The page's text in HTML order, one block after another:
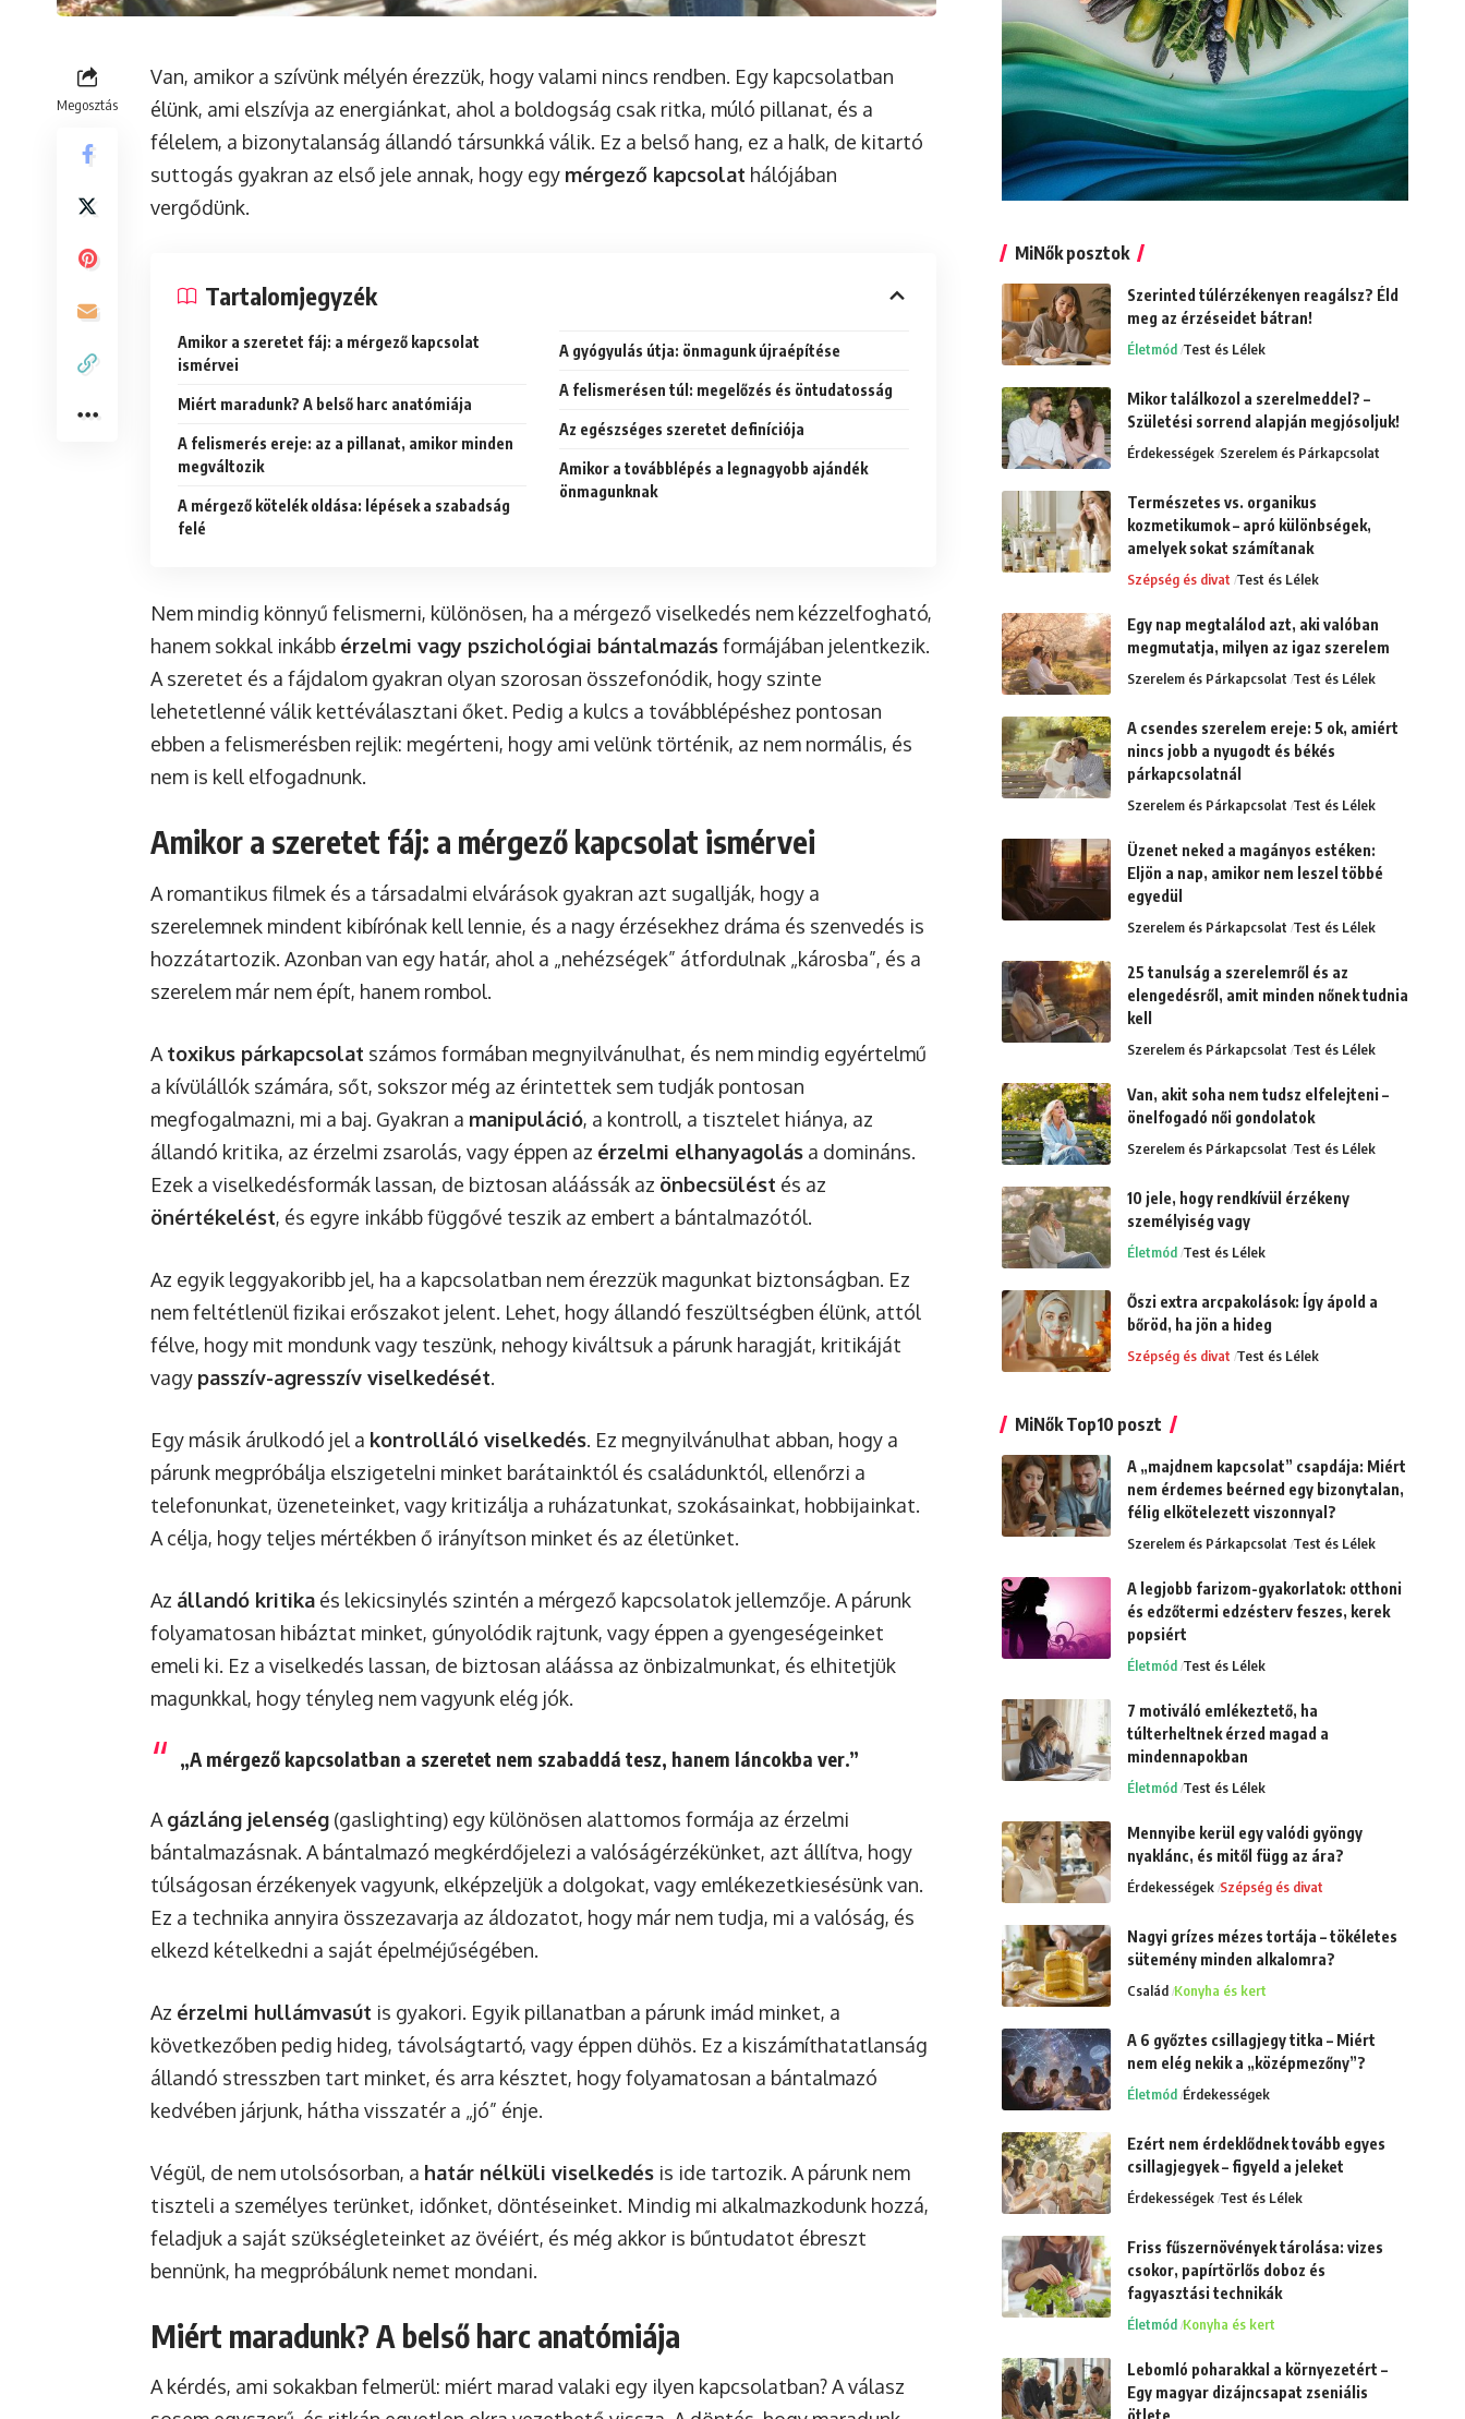
Megosztás
Van, amikor a szívünk mélyén érezzük, hogy valami nincs rendben. Egy kapcsolatban
élünk, ami elszívja az energiánkat, ahol a boldogság csak ritka, múló pillanat, és a
félelem, a bizonytalanság állandó társunkká válik. Ez a belső hang, ez a halk, de kitartó
suttogás gyakran az első jele annak, hogy egy mérgező kapcsolat hálójában
vergődünk.
Tartalomjegyzék
Amikor a szeretet fáj: a mérgező kapcsolat
ismérvei
Miért maradunk? A belső harc anatómiája
A felismerés ereje: az a pillanat, amikor minden
megváltozik
A mérgező kötelék oldása: lépések a szabadság
felé
A gyógyulás útja: önmagunk újraépítése
A felismerésen túl: megelőzés és öntudatosság
Az egészséges szeretet definíciója
Amikor a továbblépés a legnagyobb ajándék
önmagunknak
Nem mindig könnyű felismerni, különösen, ha a mérgező viselkedés nem kézzelfogható,
hanem sokkal inkább érzelmi vagy pszichológiai bántalmazásformájában jelentkezik.
A szeretet és a fájdalom gyakran olyan szorosan összefonódik, hogy szinte
lehetetlenné válik kettéválasztani őket. Pedig a kulcs a továbblépéshez pontosan
ebben a felismerésben rejlik: megérteni, hogy ami velünk történik, az nem normális, és
nem is kell elfogadnunk.
Amikor a szeretet fáj: a mérgező kapcsolat ismérvei
A romantikus filmek és a társadalmi elvárások gyakran azt sugallják, hogy a
szerelemnek mindent kibírónak kell lennie, és a nagy érzésekhez dráma és szenvedés is
hozzátartozik. Azonban van egy határ, ahol a „nehézségek” átfordulnak „károsba”, és a
szerelem már nem épít, hanem rombol.
A toxikus párkapcsolat számos formában megnyilvánulhat, és nem mindig egyértelmű
a kívülállók számára, sőt, sokszor még az érintettek sem tudják pontosan
megfogalmazni, mi a baj. Gyakran a manipuláció, a kontroll, a tisztelet hiánya, az
állandó kritika, az érzelmi zsarolás, vagy éppen az érzelmi elhanyagolás a domináns.
Ezek a viselkedésformák lassan, de biztosan aláássák az önbecsülést és az
önértékelést, és egyre inkább függővé teszik az embert a bántalmazótól.
Az egyik leggyakoribb jel, ha a kapcsolatban nem érezzük magunkat biztonságban. Ez
nem feltétlenül fizikai erőszakot jelent. Lehet, hogy állandó feszültségben élünk, attól
félve, hogy mit mondunk vagy teszünk, nehogy kiváltsuk a párunk haragját, kritikáját
vagy passzív-agresszív viselkedését.
Egy másik árulkodó jel a kontrolláló viselkedés. Ez megnyilvánulhat abban, hogy a
párunk megpróbálja elszigetelni minket barátainktól és családunktól, ellenőrzi a
telefonunkat, üzeneteinket, vagy kritizálja a ruházatunkat, szokásainkat, hobbijainkat.
A célja, hogy teljes mértékben ő irányítson minket és az életünket.
Az állandó kritika és lekicsinylés szintén a mérgező kapcsolatok jellemzője. A párunk
folyamatosan hibáztat minket, gúnyolódik rajtunk, vagy éppen a gyengeségeinket
emeli ki. Ez a viselkedés lassan, de biztosan aláássa az önbizalmunkat, és elhitetjük
magunkkal, hogy tényleg nem vagyunk elég jók.
„A mérgező kapcsolatban a szeretet nem szabaddá tesz, hanem láncokba ver.”
A gázláng jelenség (gaslighting) egy különösen alattomos formája az érzelmi
bántalmazásnak. A bántalmazó megkérdőjelezi a valóságérzékünket, azt állítva, hogy
túlságosan érzékenyek vagyunk, elképzeljük a dolgokat, vagy emlékezetkiesésünk van.
Ez a technika annyira összezavarja az áldozatot, hogy már nem tudja, mi a valóság, és
elkezd kételkedni a saját épelméjűségében.
Az érzelmi hullámvasút is gyakori. Egyik pillanatban a párunk imád minket, a
következőben pedig hideg, távolságtartó, vagy éppen dühös. Ez a kiszámíthatatlanság
állandó stresszben tart minket, és arra késztet, hogy folyamatosan a bántalmazó
kedvében járjunk, hátha visszatér a „jó” énje.
Végül, de nem utolsósorban, a határ nélküli viselkedés is ide tartozik. A párunk nem
tiszteli a személyes terünket, időnket, döntéseinket. Mindig mi alkalmazkodunk hozzá,
feladjuk a saját szükségleteinket az övéiért, és még akkor is bűntudatot ébreszt
bennünk, ha megpróbálunk nemet mondani.
Miért maradunk? A belső harc anatómiája
A kérdés, ami sokakban felmerül: miért marad valaki egy ilyen kapcsolatban? A válasz
MiNők posztok
Szerinted túlérzékenyen reagálsz? Éld
meg az érzéseidet bátran!
Életmód Test és Lélek
Mikor találkozol a szerelmeddel? –
Születési sorrend alapján megjósoljuk!
Érdekességek Szerelem és Párkapcsolat
Természetes vs. organikus
kozmetikumok – apró különbségek,
amelyek sokat számítanak
Szépség és divat Test és Lélek
Egy nap megtalálod azt, aki valóban
megmutatja, milyen az igaz szerelem
Szerelem és Párkapcsolat Test és Lélek
A csendes szerelem ereje: 5 ok, amiért
nincs jobb a nyugodt és békés
párkapcsolatnál
Szerelem és Párkapcsolat Test és Lélek
Üzenet neked a magányos estéken:
Eljön a nap, amikor nem leszel többé
egyedül
Szerelem és Párkapcsolat Test és Lélek
25 tanulság a szerelemről és az
elengedésről, amit minden nőnek tudnia
kell
Szerelem és Párkapcsolat Test és Lélek
Van, akit soha nem tudsz elfelejteni –
önelfogadó női gondolatok
Szerelem és Párkapcsolat Test és Lélek
10 jele, hogy rendkívül érzékeny
személyiség vagy
Életmód Test és Lélek
Őszi extra arcpakolások: Így ápold a
bőröd, ha jön a hideg
Szépség és divat Test és Lélek
MiNők Top10 poszt
A „majdnem kapcsolat” csapdája: Miért
nem érdemes beérned egy bizonytalan,
félig elkötelezett viszonnyal?
Szerelem és Párkapcsolat Test és Lélek
A legjobb farizom-gyakorlatok: otthoni
és edzőtermi edzésterv feszes, kerek
popsiért
Életmód Test és Lélek
7 motiváló emlékeztető, ha
túlterheltnek érzed magad a
mindennapokban
Életmód Test és Lélek
Mennyibe kerül egy valódi gyöngy
nyaklánc, és mitől függ az ára?
Érdekességek Szépség és divat
Nagyi grízes mézes tortája – tökéletes
sütemény minden alkalomra?
Család Konyha és kert
A 6 győztes csillagjegy titka – Miért
nem elég nekik a „középmezőny”?
Életmód Érdekességek
Ezért nem érdeklődnek tovább egyes
csillagjegyek – figyeld a jeleket
Érdekességek Test és Lélek
Friss fűszernövények tárolása: vizes
csokor, papírtörlős doboz és
fagyasztási technikák
Életmód Konyha és kert
Lebomló poharakkal a környezetért –
Egy magyar dizájncsapat zseniális
ötlete